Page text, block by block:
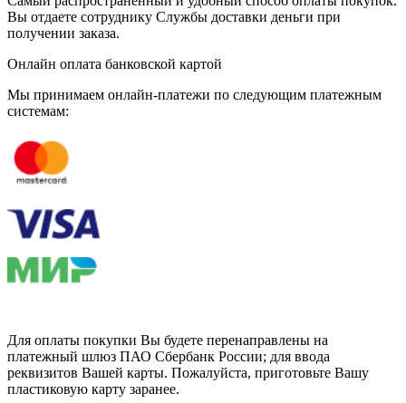
Вы отдаете сотруднику Службы доставки деньги при
получении заказа.
Онлайн оплата банковской картой
Мы принимаем онлайн-платежи по cледующим платежным
системам:
Для оплаты покупки Вы будете перенаправлены на
платежный шлюз ПАО Сбербанк России; для ввода
реквизитов Вашей карты. Пожалуйста, приготовьте Вашу
пластиковую карту заранее.